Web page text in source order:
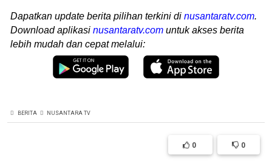
Dapatkan update berita pilihan terkini di nusantaratv.com.
Download aplikasi nusantaratv.com untuk akses berita
lebih mudah dan cepat melalui:
BERITA NUSANTARA TV
0 0